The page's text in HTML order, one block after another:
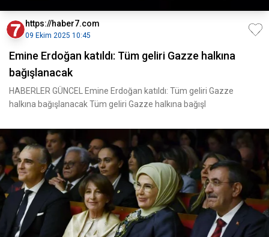
https://haber7.com
09 Ekim 2025 10:45
Emine Erdoğan katıldı: Tüm geliri Gazze halkına
bağışlanacak
HABERLER GÜNCEL Emine Erdoğan katıldı: Tüm geliri Gazze
halkına bağışlanacak Tüm geliri Gazze halkına bağışl